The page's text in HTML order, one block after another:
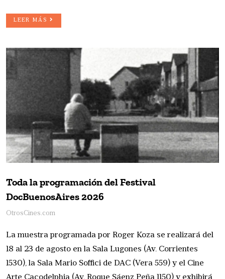
LEER MÁS
Toda la programación del Festival
DocBuenosAires 2026
OtrosCines.com
La muestra programada por Roger Koza se realizará del
18 al 23 de agosto en la Sala Lugones (Av. Corrientes
1530), la Sala Mario Soffici de DAC (Vera 559) y el Cine